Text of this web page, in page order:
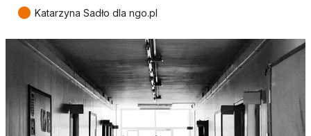
● Katarzyna Sadło dla ngo.pl